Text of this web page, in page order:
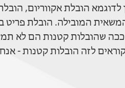
הובלת אקווריום,
המובילה. הובלת
שהובלות קטנות הם לא
לזה הובלות קטנות -